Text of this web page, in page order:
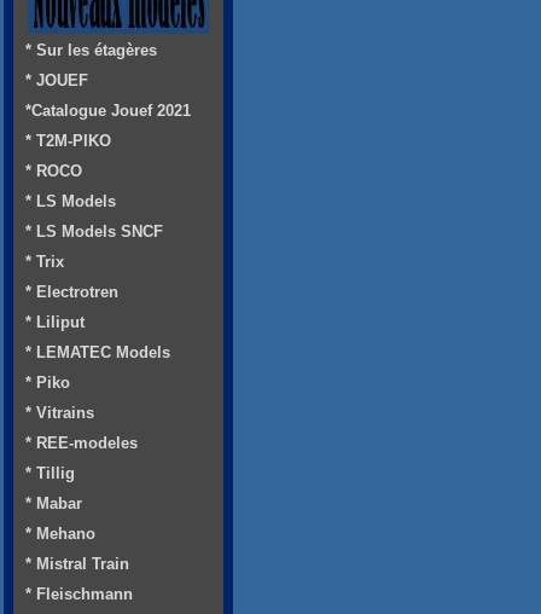
* Sur les étagères
* JOUEF
*Catalogue Jouef 2021
* T2M-PIKO
* ROCO
* LS Models
* LS Models SNCF
* Trix
* Electrotren
* Liliput
* LEMATEC Models
* Piko
* Vitrains
* REE-modeles
* Tillig
* Mabar
* Mehano
* Mistral Train
* Fleischmann